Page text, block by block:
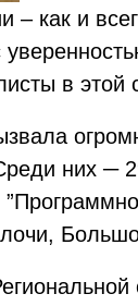
как и
в
них ─